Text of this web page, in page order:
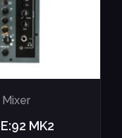
Mixer
MK2